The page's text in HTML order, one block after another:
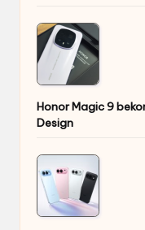
Honor Magic 9
Design